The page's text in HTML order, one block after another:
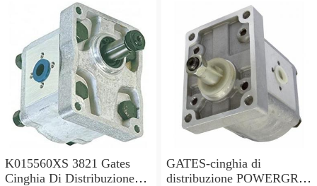
K015560XS 3821 Gates
Cinghia Di Distribuzione
GATES-cinghia di
distribuzione POWERGRIP